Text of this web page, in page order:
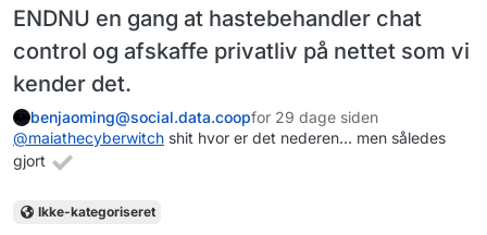
ENDNU en gang at hastebehandler chat
control og afskaffe privatliv på nettet som vi
kender det.
benjaoming@social.data.coopfor 29 dage siden
@maiathecyberwitch shit hvor er det nederen... men således
gjort
Ikke-kategoriseret